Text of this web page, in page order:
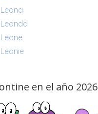
Leona
Leonda
Leone
Leonie
en el año 2026